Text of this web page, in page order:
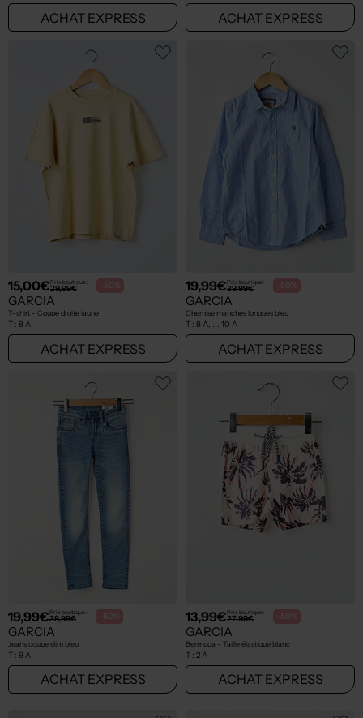
ACHAT EXPRESS ACHAT EXPRESS
15,00€Prix boutique :
29,99€ -50%
GARCIA
T-shirt - Coupe droite jaune
T : 8 A
ACHAT EXPRESS
19,99€Prix boutique :
39,99€ -50%
GARCIA
Chemise manches longues bleu
T : 8 A, ... 10 A
ACHAT EXPRESS
19,99€Prix boutique :
39,99€ -50%
GARCIA
Jeans coupe slim bleu
T : 9 A
ACHAT EXPRESS
13,99€Prix boutique :
27,99€ -50%
GARCIA
Bermuda - Taille élastique blanc
T : 2 A
ACHAT EXPRESS